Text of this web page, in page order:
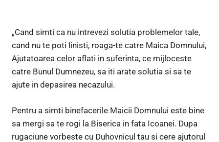
„Cand simti ca nu intrevezi solutia problemelor tale,
cand nu te poti linisti, roaga-te catre Maica Domnului,
Ajutatoarea celor aflati in suferinta, ce mijloceste
catre Bunul Dumnezeu, sa iti arate solutia si sa te
ajute in depasirea necazului.
Pentru a simti binefacerile Maicii Domnului este bine
sa mergi sa te rogi la Biserica in fata Icoanei. Dupa
rugaciune vorbeste cu Duhovnicul tau si cere ajutorul